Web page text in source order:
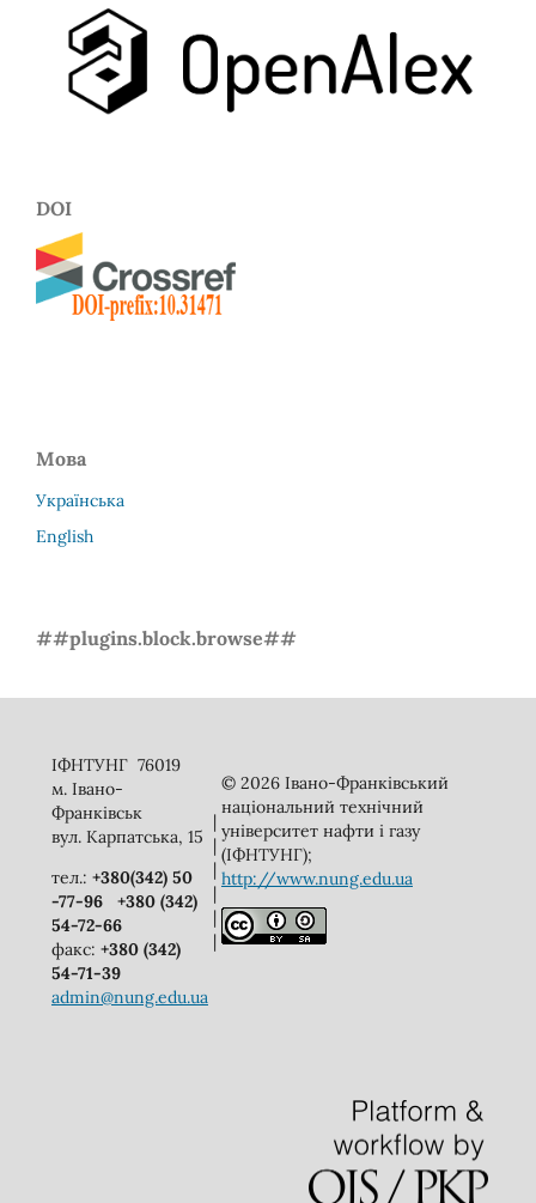
DOI
Мова
Українська
English
##plugins.block.browse##
ІФНТУНГ 76019
м. Івано-
Франківськ
вул. Карпатська, 15
тел.: +380(342) 50
-77-96
+380 (342)
54-72-66
факс: +380 (342)
54-71-39
admin@nung.edu.ua
|
|
|
|
|
|
© 2026 Івано-Франківський
національний технічний
університет нафти і газу
(ІФНТУНГ);
http://www.nung.edu.ua